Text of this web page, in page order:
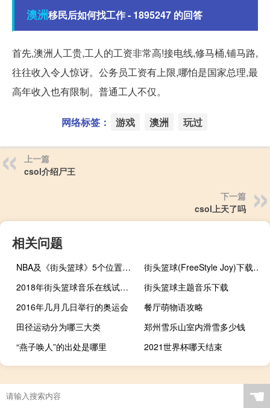
澳洲移民后如何找工作 - 1895247 的回答
首先,澳洲人工贵,工人的工资非常高!接电线,修马桶,铺马路,
往往收入令人惊讶。公务员工资有上限,哪怕是国家总理,最
高年收入也有限制。普通工人不仅。
网络标签： 游戏 澳洲 玩过
上一篇
csol介绍尸王
下一篇
csol上天了吗
相关问题
NBA及《街头篮球》5个位置的详细介绍
街头篮球(FreeStyle Joy)下载(电脑、安卓和IOS所有版本)
2018年街头篮球音乐在线试听及下载
街头篮球主题音乐下载
2016年几月几日举行的奥运会
餐厅萌物语攻略
田径运动分为哪三大类
郑州雪乐山室内滑雪多少钱
“燕子唤人”的出处是哪里
2021世界杯哪天结束
考篮球教练有什么要求
诛仙手游嗜血法宝属性
艾尔登法环年迈白龙任务
橄榄球衣服怎么穿 ☚